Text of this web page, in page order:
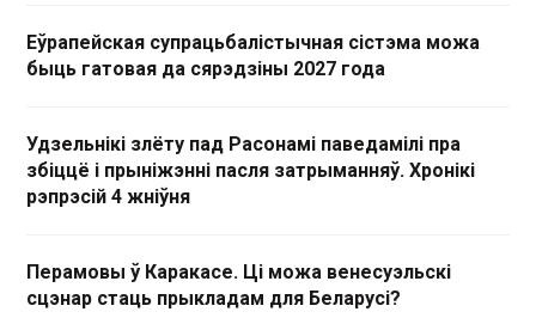
Еўрапейская супрацьбалістычная сістэма можа
быць гатовая да сярэдзіны 2027 года
Удзельнікі злёту пад Расонамі паведамілі пра
збіццё і прыніжэнні пасля затрыманняў. Хронікі
рэпрэсій 4 жніўня
Перамовы ў Каракасе. Ці можа венесуэльскі
сцэнар стаць прыкладам для Беларусі?